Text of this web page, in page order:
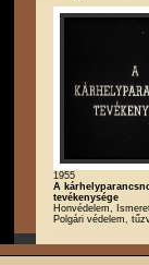
1955
A
tevékenysége
Honvédelem,
Polgári védelem,